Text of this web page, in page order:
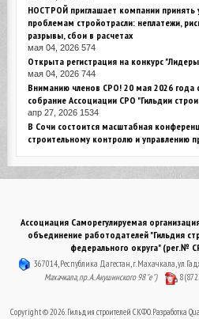
НОСТРОЙ приглашает компании принять
проблемам стройотрасли: неплатежи,
разрывы, сбои в расчетах
мая 04, 2026 574
Открыта регистрация на конкурс
мая 04, 2026 744
Вниманию членов СРО! 20 мая 2026
собрание Ассоциации СРО "Гильдии
апр 27, 2026 1534
В Сочи состоится масштабная
строительному контролю и управлению
Ассоциация Саморегулируемая
объединение работодателей "Гильдия
федерального округа" (рег.№
367014, Республика Дагестан, г. Махачкала, ул.
Махачкала, пр. А. Акушинского 98 "е")
8
Copyright © 2026. Гильдия строителей СКФО. Разработка